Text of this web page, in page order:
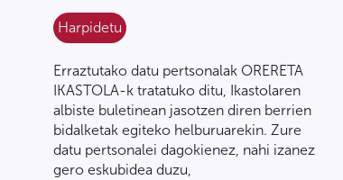
Erraztutako datu pertsonalak ORERETA
IKASTOLA-k tratatuko ditu, Ikastolaren
albiste buletinean jasotzen diren berrien
bidalketak egiteko helburuarekin. Zure
datu pertsonalei dagokienez, nahi izanez
gero eskubidea duzu,